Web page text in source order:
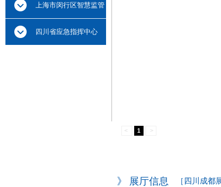
< 1 >
上海市闵行区智慧监管
云中心 四川省应急指挥中心
》 展厅信息 ［四川成都